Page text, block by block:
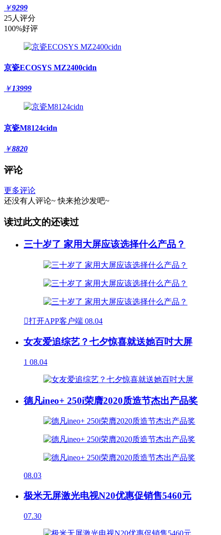
￥9299
25人评分
100%好评
京瓷ECOSYS MZ2400cidn
￥13999
京瓷M8124cidn
￥8820
评论
更多评论
还没有人评论~ 快来抢沙发吧~
读过此文的还读过
三十岁了 家用大屏应该选择什么产品？
打开APP客户端 08.04
女友爱追综艺？七夕惊喜就送她百吋大屏
1 08.04
德凡ineo+ 250i荣膺2020质造节杰出产品奖
08.03
极米无屏激光电视N20优惠促销售5460元
07.30